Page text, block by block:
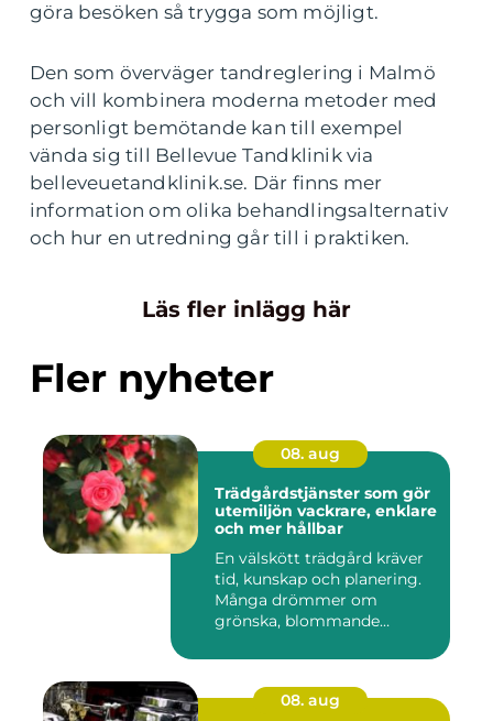
göra besöken så trygga som möjligt.
Den som överväger tandreglering i Malmö
och vill kombinera moderna metoder med
personligt bemötande kan till exempel
vända sig till Bellevue Tandklinik via
belleveuetandklinik.se. Där finns mer
information om olika behandlingsalternativ
och hur en utredning går till i praktiken.
Läs fler inlägg här
Fler nyheter
08. aug
Trädgårdstjänster som gör
utemiljön vackrare, enklare
och mer hållbar
En välskött trädgård kräver
tid, kunskap och planering.
Många drömmer om
grönska, blommande
08. aug